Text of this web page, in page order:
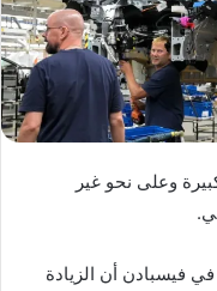
وعلى نحو غير
في فيسبادن أن الزيادة